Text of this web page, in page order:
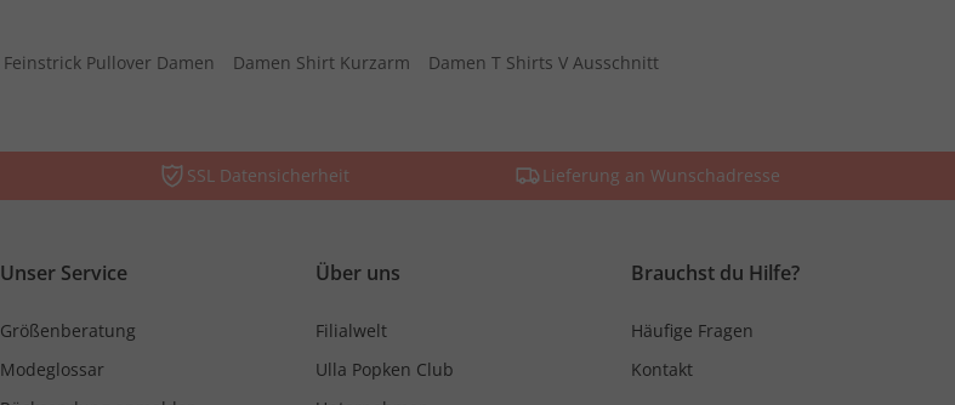
Feinstrick Pullover Damen Damen Shirt Kurzarm
Damen T Shirts V Ausschnitt
SSL Datensicherheit Lieferung an Wunschadresse
Unser Service
Größenberatung
Modeglossar
Über uns
Filialwelt
Ulla Popken Club
Brauchst du Hilfe?
Häufige Fragen
Kontakt